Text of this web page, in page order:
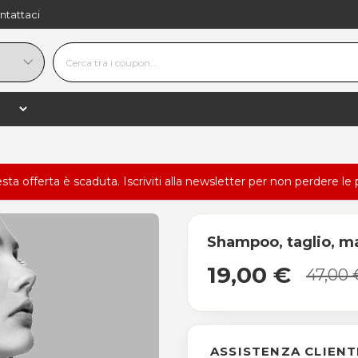
offerta è scaduta. Iscriviti alla newsletter per non perdere le
Shampoo, taglio,
19,00 € 47,00
ASSISTENZA